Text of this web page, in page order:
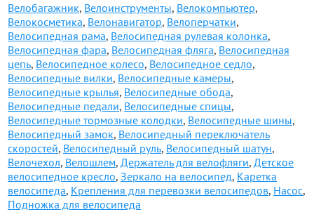
Велобагажник, Велоинструменты, Велокомпьютер,
Велокосметика, Велонавигатор, Велоперчатки,
Велосипедная рама, Велосипедная рулевая колонка,
Велосипедная фара, Велосипедная фляга, Велосипедная
цепь, Велосипедное колесо, Велосипедное седло,
Велосипедные вилки, Велосипедные камеры,
Велосипедные крылья, Велосипедные обода,
Велосипедные педали, Велосипедные спицы,
Велосипедные тормозные колодки, Велосипедные шины,
Велосипедный замок, Велосипедный переключатель
скоростей, Велосипедный руль, Велосипедный шатун,
Велочехол, Велошлем, Держатель для велофляги, Детское
велосипедное кресло, Зеркало на велосипед, Каретка
велосипеда, Крепления для перевозки велосипедов, Насос,
Подножка для велосипеда